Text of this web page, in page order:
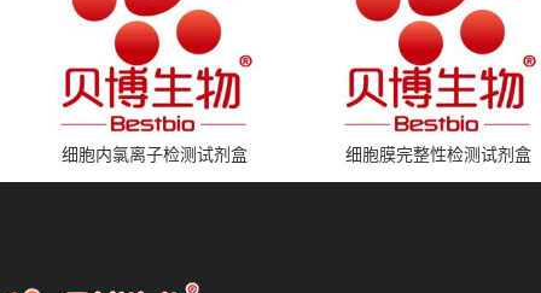
细胞内氯离子检测试剂盒 细胞膜完整性检测试剂盒